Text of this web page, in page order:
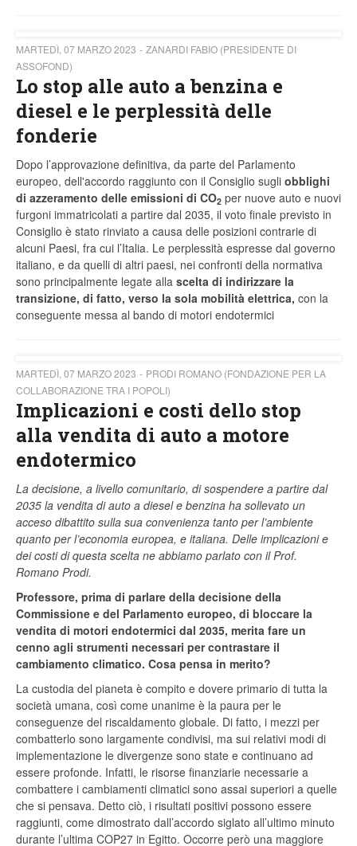
MARTEDÌ, 07 MARZO 2023
ZANARDI FABIO (PRESIDENTE DI
ASSOFOND)
Lo stop alle auto a benzina e
diesel e le perplessità delle
fonderie
Dopo l’approvazione definitiva, da parte del Parlamento
europeo, dell'accordo raggiunto con il Consiglio sugli obblighi
di azzeramento delle emissioni di CO2 per nuove auto e nuovi
furgoni immatricolati a partire dal 2035, il voto finale previsto in
Consiglio è stato rinviato a causa delle posizioni contrarie di
alcuni Paesi, fra cui l’Italia. Le perplessità espresse dal governo
italiano, e da quelli di altri paesi, nei confronti della normativa
sono principalmente legate alla scelta di indirizzare la
transizione, di fatto, verso la sola mobilità elettrica, con la
conseguente messa al bando di motori endotermici
MARTEDÌ, 07 MARZO 2023
PRODI ROMANO (FONDAZIONE PER LA
COLLABORAZIONE TRA I POPOLI)
Implicazioni e costi dello stop
alla vendita di auto a motore
endotermico
La decisione, a livello comunitario, di sospendere a partire dal
2035 la vendita di auto a diesel e benzina ha sollevato un
acceso dibattito sulla sua convenienza tanto per l’ambiente
quanto per l’economia europea, e italiana. Delle implicazioni e
dei costi di questa scelta ne abbiamo parlato con il Prof.
Romano Prodi.
Professore, prima di parlare della decisione della
Commissione e del Parlamento europeo, di bloccare la
vendita di motori endotermici dal 2035, merita fare un
cenno agli strumenti necessari per contrastare il
cambiamento climatico. Cosa pensa in merito?
La custodia del pianeta è compito e dovere primario di tutta la
società umana, così come unanime è la paura per le
conseguenze del riscaldamento globale. Di fatto, i mezzi per
combatterlo sono largamente condivisi, ma sui relativi modi di
implementazione le divergenze sono state e continuano ad
essere profonde. Infatti, le risorse finanziarie necessarie a
combattere i cambiamenti climatici sono assai superiori a quelle
che si pensava. Detto ciò, i risultati positivi possono essere
raggiunti, come dimostrato dall’accordo siglato all’ultimo minuto
durante l’ultima COP27 in Egitto. Occorre però una maggiore